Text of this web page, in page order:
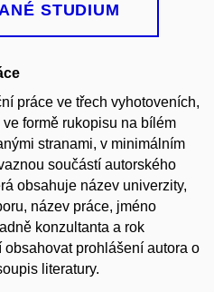
STUDIUM
práce ve třech vyhotoveních,
formě rukopisu na bílém
stranami, v minimálním
součástí autorského
obsahuje název univerzity,
název práce, jméno
konzultanta a rok
prohlášení autora o
literatury.